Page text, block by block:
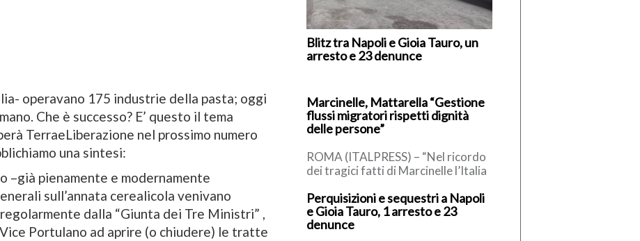
operavano 175 industrie della pasta; oggi
Che è successo? E’ questo il tema
TerraeLiberazione nel prossimo numero
una sintesi:
–già pienamente e modernamente
sull’annata cerealicola venivano
dalla “Giunta dei Tre Ministri” ,
Portulano ad aprire (o chiudere) le tratte
Blitz tra Napoli e Gioia Tauro, un
arresto e 23 denunce
Marcinelle, Mattarella “Gestione
flussi migratori rispetti dignità
delle persone”
ROMA (ITALPRESS) – “Nel ricordo
dei tragici fatti di Marcinelle l’Italia
lavoratori nostri concittadini […]
Perquisizioni e sequestri a Napoli
e Gioia Tauro, 1 arresto e 23
denunce